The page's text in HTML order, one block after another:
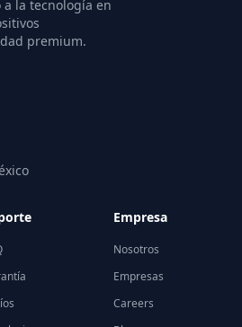
a la tecnología en
premium.
Empresa
Nosotros
Empresas
Careers